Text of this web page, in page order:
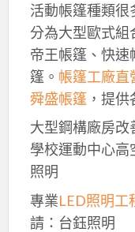
活動帳篷種類很
分為大型歐式組
帝王帳篷、快速
篷。 帳篷工廠直
舜盛帳篷，提供
大型鋼構廠房改
學校運動中心高
照明
專業LED照明工
請：台鈺照明